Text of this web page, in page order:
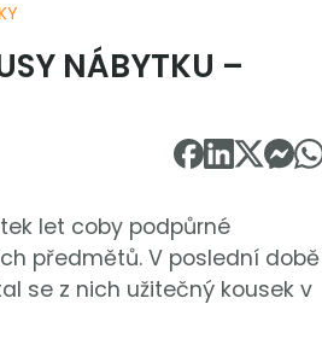
NÁBYTKU –
let coby podpůrné
předmětů. V poslední době
se z nich užitečný kousek v